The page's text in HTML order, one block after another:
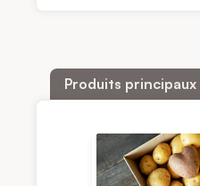
Produits principaux